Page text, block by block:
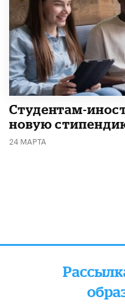
Студентам-
новую
24 МАРТА